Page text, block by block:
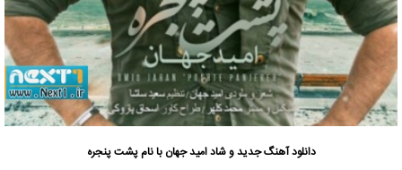
دانلود آهنگ جدیدوشادامید جهان با نام پشت پنجره